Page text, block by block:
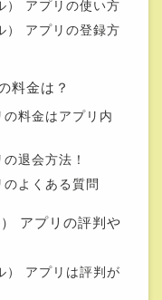
） アプリの使い方
） アプリの登録方
料金は？
料金はアプリ内
退会方法！
よくある質問
アプリの評判や
） アプリは評判が